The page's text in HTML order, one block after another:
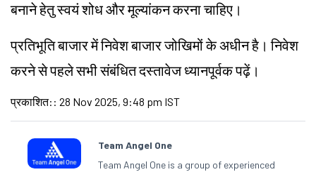
बनाने हेतु स्वयं शोध और मूल्यांकन करना चाहिए।
प्रतिभूति बाजार में निवेश बाजार जोखिमों के अधीन है। निवेश
करने से पहले सभी संबंधित दस्तावेज ध्यानपूर्वक पढ़ें।
प्रकाशित: : 28 Nov 2025, 9:48 pm IST
Team Angel One
Team Angel One is a group of experienced